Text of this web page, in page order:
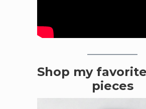
Shop my
pieces